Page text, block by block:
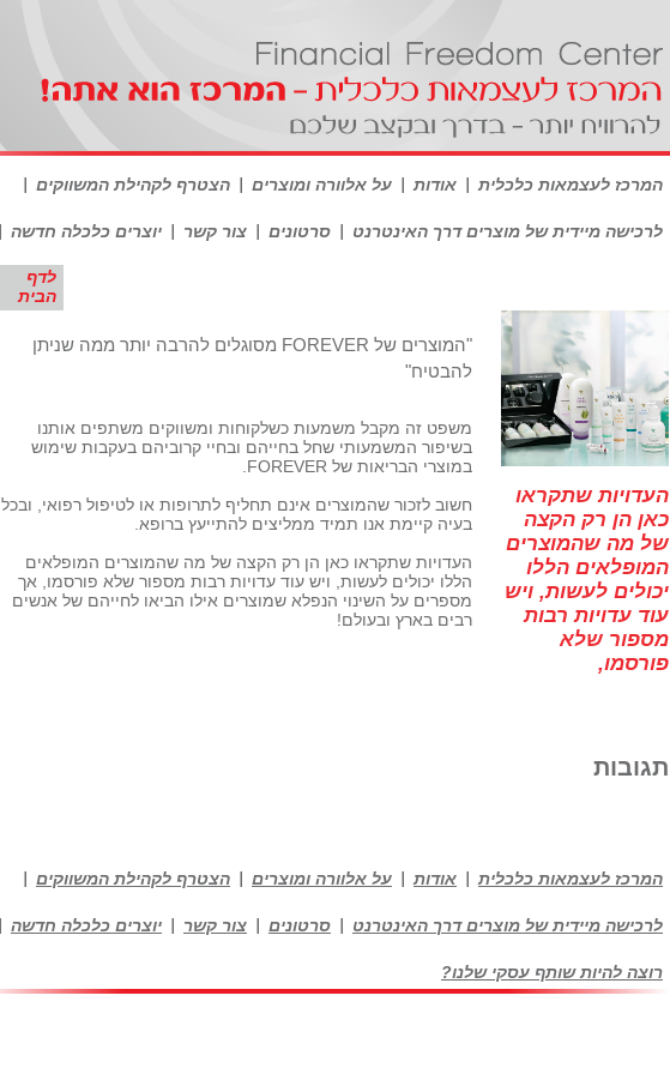
המרכז לעצמאות כלכלית אודות על אלוורה ומוצרים הצטרף לקהילת המשווקים
לרכישה מיידית של מוצרים דרך האינטרנט סרטונים צור קשר יוצרים כלכלה חדשה
לדף
הבית
העדויות שתקראו
כאן הן רק הקצה
של מה שהמוצרים
המופלאים הללו
יכולים לעשות, ויש
עוד עדויות רבות
מספור שלא
פורסמו,
"המוצרים של FOREVER מסוגלים להרבה יותר ממה שניתן
להבטיח"
משפט זה מקבל משמעות כשלקוחות ומשווקים משתפים אותנו
בשיפור המשמעותי שחל בחייהם ובחיי קרוביהם בעקבות שימוש
במוצרי הבריאות של FOREVER.
חשוב לזכור שהמוצרים אינם תחליף לתרופות או לטיפול רפואי, ובכל
בעיה קיימת אנו תמיד ממליצים להתייעץ ברופא.
העדויות שתקראו כאן הן רק הקצה של מה שהמוצרים המופלאים
הללו יכולים לעשות, ויש עוד עדויות רבות מספור שלא פורסמו, אך
מספרים על השינוי הנפלא שמוצרים אילו הביאו לחייהם של אנשים
רבים בארץ ובעולם!
תגובות
המרכז לעצמאות כלכלית אודות על אלוורה ומוצרים הצטרף לקהילת המשווקים
לרכישה מיידית של מוצרים דרך האינטרנט סרטונים צור קשר יוצרים כלכלה חדשה
רוצה להיות שותף עסקי שלנו?